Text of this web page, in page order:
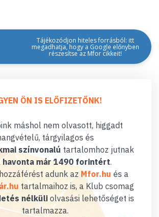
Tájékozódjon hiteles forrásból: itt
megadhatja, hogy a Google előnyben
részesítse az Mfor cikkeit!
ÖN IS ELŐFIZETŐNK!
máshol nem olvasott, higgadt
tárgyilagos és
színvonalú tartalomhoz jutnak
havonta már 1490 forintért.
adunk az Mfor.hu és a
tartalmaihoz is, a Klub csomag
nélküliolvasási lehetőséget is
tartalmazza.